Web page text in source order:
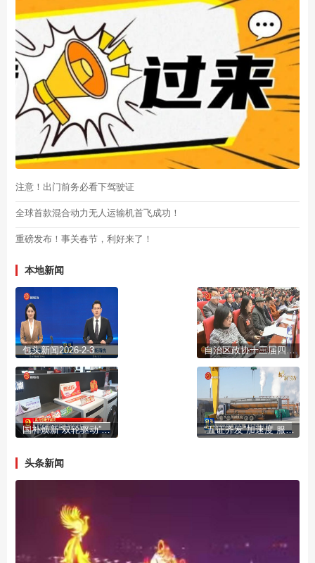
注意！出门前务必看下驾驶证
全球首款混合动力无人运输机首飞成功！
重磅发布！事关春节，利好来了！
本地新闻
包头新闻2026-2-3 自治区政协十三届四次会议开幕
国补焕新“双轮驱动”激活市场活力 “五证齐发”加速度 服务民企“零距离”
头条新闻